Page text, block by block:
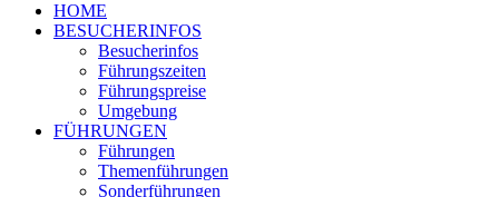
HOME
BESUCHERINFOS
Besucherinfos
Führungszeiten
Führungspreise
Umgebung
FÜHRUNGEN
Führungen
Themenführungen
Sonderführungen